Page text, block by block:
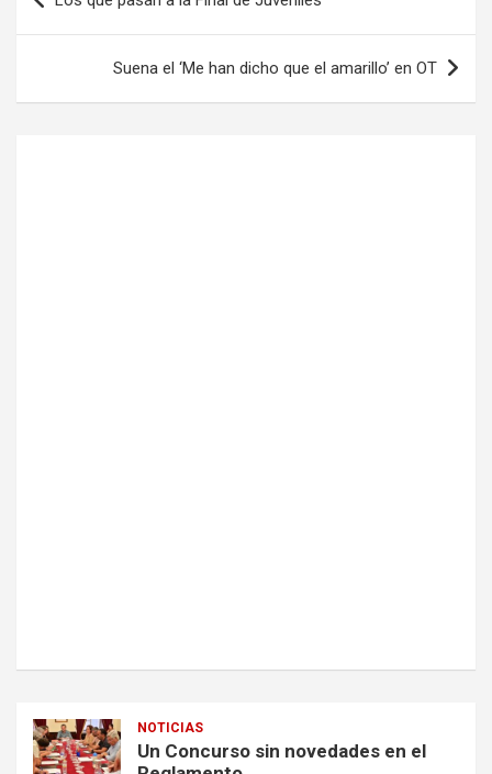
de
entradasSuena el ‘Me han dicho que el amarillo’ en OT
NOTICIAS
Un Concurso sin novedades en el